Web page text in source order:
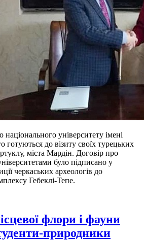
університету імені
готуються до візиту своїх турецьких
міста Мардін. Договір про
було підписано у
черкаських археологів до
Гебеклі-Тепе.
флори і фауни
природники